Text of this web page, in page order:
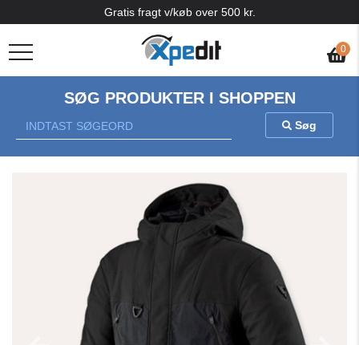
0
Gratis fragt v/køb over 500 kr.
SØG PRODUKTER I SHOPPEN
Søg